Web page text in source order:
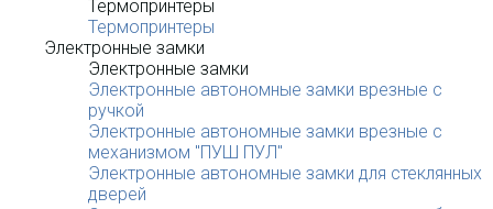
Термопринтеры
Термопринтеры
Электронные замки
Электронные замки
Электронные автономные замки врезные с
ручкой
Электронные автономные замки врезные с
механизмом "ПУШ ПУЛ"
Электронные автономные замки для стеклянных
дверей